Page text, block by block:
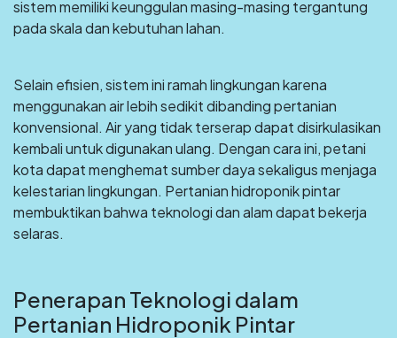
sistem memiliki keunggulan masing-masing tergantung
pada skala dan kebutuhan lahan.
Selain efisien, sistem ini ramah lingkungan karena
menggunakan air lebih sedikit dibanding pertanian
konvensional. Air yang tidak terserap dapat disirkulasikan
kembali untuk digunakan ulang. Dengan cara ini, petani
kota dapat menghemat sumber daya sekaligus menjaga
kelestarian lingkungan. Pertanian hidroponik pintar
membuktikan bahwa teknologi dan alam dapat bekerja
selaras.
Penerapan Teknologi dalam
Pertanian Hidroponik Pintar